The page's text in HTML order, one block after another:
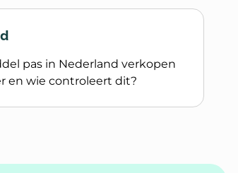
pas in Nederland verkopen
en wie controleert dit?